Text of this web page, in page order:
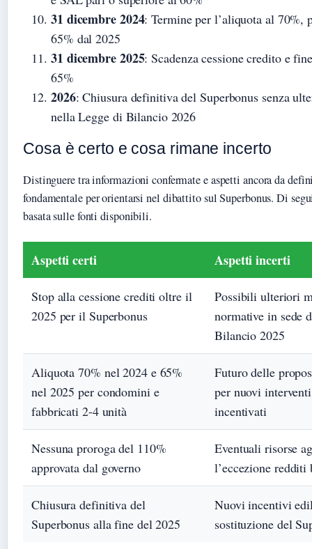
31 dicembre 2024: Termine per l’aliquota al 70%,
65% dal 2025
31 dicembre 2025: Scadenza cessione credito e
65%
2026: Chiusura definitiva del Superbonus senza
nella Legge di Bilancio 2026
Cosa è certo e cosa rimane incerto
Distinguere tra informazioni confermate e aspetti ancora da
fondamentale per orientarsi nel dibattito sul Superbonus. Di
basata sulle fonti disponibili.
Aspetti certi Aspetti incerti
Stop alla cessione crediti oltre il
2025 per il Superbonus
Possibili ulteriori
normative in sede
Bilancio 2025
Aliquota 70% nel 2024 e 65%
nel 2025 per condomini e
fabbricati 2-4 unità
Futuro delle
per nuovi
incentivati
Nessuna proroga del 110%
approvata dal governo
Eventuali risorse
l’eccezione redditi
Chiusura definitiva del
Superbonus alla fine del 2025
Nuovi incentivi
sostituzione del